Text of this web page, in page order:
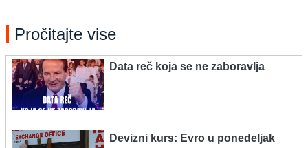
Pročitajte vise
Data reč koja se ne zaboravlja
Devizni kurs: Evro u ponedeljak